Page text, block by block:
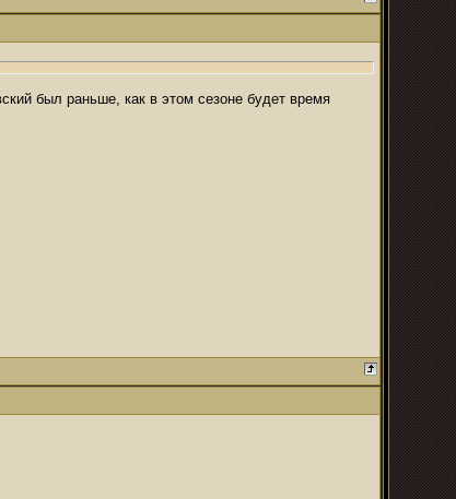
был раньше, как в этом сезоне будет время